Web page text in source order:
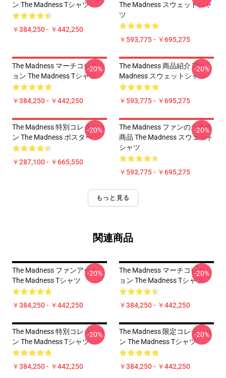
ン The Madness Tシャツ
￥384,250 - ￥442,250
The Madness スウェットシャ
ツ
￥593,775 - ￥695,275
The Madness マーチコレクシ
ョン The Madness Tシャツ
￥384,250 - ￥442,250
-20%
The Madness 商品紹介 The
Madness スウェットシャツ
￥593,775 - ￥695,275
-20%
The Madness 特別コレクショ
ン The Madness ポスター
￥287,100 - ￥665,550
-20%
The Madness ファンのための
商品 The Madness スウェット
シャツ
￥593,775 - ￥695,275
-20%
もっと見る
関連商品
The Madness ファンアート
The Madness Tシャツ
￥384,250 - ￥442,250
-20%
The Madness マーチコレクシ
ョン The Madness Tシャツ
￥384,250 - ￥442,250
-20%
The Madness 特別コレクショ
ン The Madness Tシャツ
￥384,250 - ￥442,250
-20%
The Madness 限定コレクショ
ン The Madness Tシャツ
￥384,250 - ￥442,250
-20%